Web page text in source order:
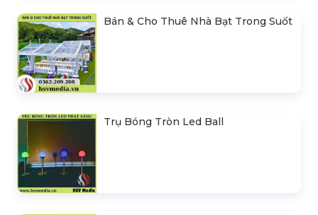
Bán & Cho Thuê Nhà Bạt Trong Suốt
Trụ Bóng Tròn Led Ball